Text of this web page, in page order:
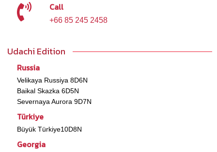
Call
+66 85 245 2458
Udachi Edition
Russia
Velikaya Russiya 8D6N
Baikal Skazka 6D5N
Severnaya Aurora 9D7N
Türkiye
Büyük Türkiye10D8N
Georgia